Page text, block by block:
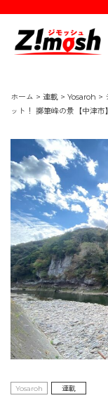
ホーム > 連載 > Yosaroh >
ット！ 擲筆峰の景【中津市】
Yosaroh 連載